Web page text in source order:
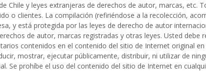
Chile y leyes extranjeras de derechos de autor, marcas, etc.
o clientes. La compilación (refiriéndose a la recolección,
y está protegida por las leyes de derecho de autor
de autor, marcas registradas y otras leyes. Usted debe
contenidos en el contenido del sitio de Internet original en
mostrar, ejecutar públicamente, distribuir, ni utilizar de
Se prohíbe el uso del contenido del sitio de Internet en